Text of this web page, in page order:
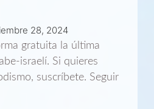
28, 2024
gratuita la última
israelí. Si quieres
suscríbete. Seguir